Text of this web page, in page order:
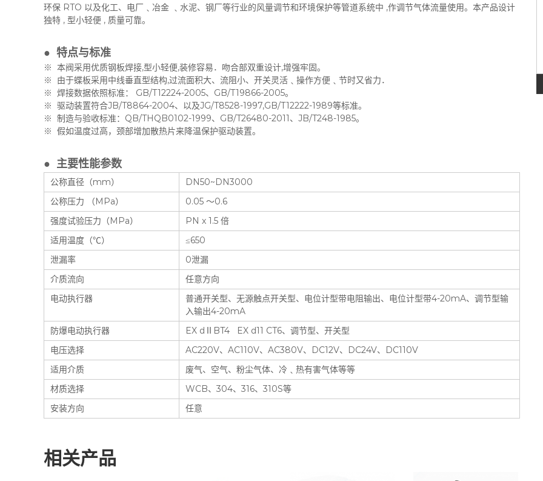
环保 RTO 以及化工、电厂﹑冶金 ﹑水泥、钢厂等行业的风量调节和环境保护等管道系统中 ,作调节气体流量使用。本产品设计
独特 , 型小轻便 , 质量可靠。
● 特点与标准
※ 本阀采用优质钢板焊接,型小轻便,装修容易．吻合部双重设计,增强牢固。
※ 由于蝶板采用中线垂直型结构,过流面积大、流阻小、开关灵活﹑操作方便﹑节时又省力．
※ 焊接数据依照标准： GB/T12224-2005、GB/T19866-2005。
※ 驱动装置符合JB/T8864-2004、以及JG/T8528-1997,GB/T12222-1989等标准。
※ 制造与验收标准：QB/THQB0102-1999、GB/T26480-2011、JB/T248-1985。
※ 假如温度过高，颈部增加散热片来降温保护驱动装置。
● 主要性能参数
公称直径（mm）
DN50~DN3000
公称压力 （MPa）
0.05 ～0.6
强度试验压力（MPa）
PN x 1.5 倍
适用温度（℃）
≤650
泄漏率
0泄漏
介质流向
任意方向
电动执行器
普通开关型、无源触点开关型、电位计型带电阻输出、电位计型带4-20mA、调节型输
入输出4-20mA
防爆电动执行器
EX dⅡBT4 EX d11 CT6、调节型、开关型
电压选择
AC220V、AC110V、AC380V、DC12V、DC24V、DC110V
适用介质
废气、空气、粉尘气体、冷﹑热有害气体等等
材质选择
WCB、304、316、310S等
安装方向
任意
相关产品